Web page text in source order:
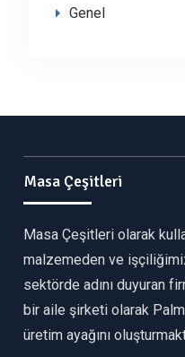
Genel
Masa Çeşitleri
Masa Çeşitleri olarak
malzemeden ve
sektörde adını duyuran
bir aile şirketi olarak
üretim ayağını